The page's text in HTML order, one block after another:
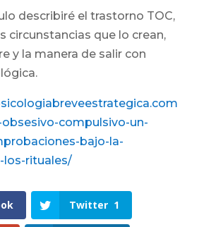
describiré el trastorno TOC,
circunstancias que lo crean,
y la manera de salir con
compulsivo-un-
bajo-la-
los-rituales/
Twitter 1